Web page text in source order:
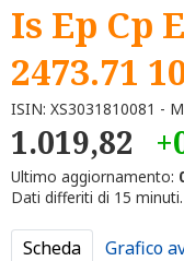
Is Ep Cp
2473.71
ISIN: XS3031810081 -
1.019,82
Ultimo aggiornamento:
Dati differiti di 15 minuti.
Scheda Grafico